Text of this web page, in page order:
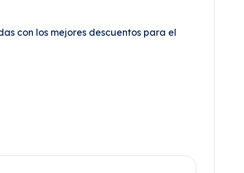
con los mejores descuentos para el